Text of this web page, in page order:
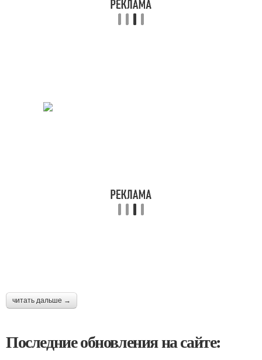
читать дальше →
Последние обновления на сайте: